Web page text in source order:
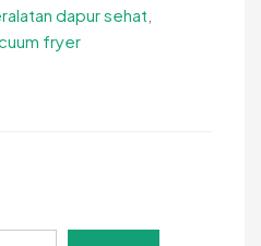
dapur sehat
fryer